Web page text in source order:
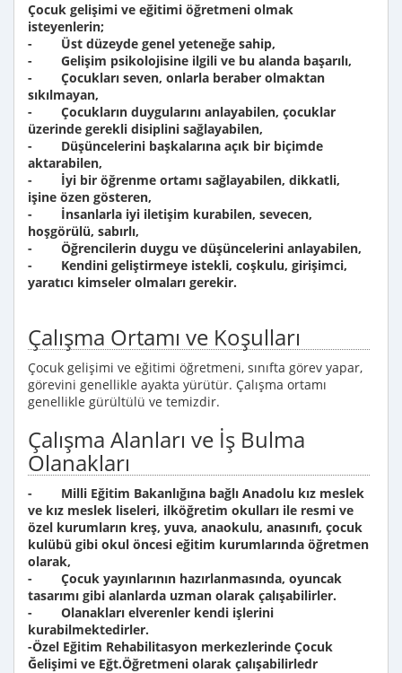
Çocuk gelişimi ve eğitimi öğretmeni olmak
isteyenlerin;
- Üst düzeyde genel yeteneğe sahip,
- Gelişim psikolojisine ilgili ve bu alanda başarılı,
- Çocukları seven, onlarla beraber olmaktan
sıkılmayan,
- Çocukların duygularını anlayabilen, çocuklar
üzerinde gerekli disiplini sağlayabilen,
- Düşüncelerini başkalarına açık bir biçimde
aktarabilen,
- İyi bir öğrenme ortamı sağlayabilen, dikkatli,
işine özen gösteren,
- İnsanlarla iyi iletişim kurabilen, sevecen,
hoşgörülü, sabırlı,
- Öğrencilerin duygu ve düşüncelerini anlayabilen,
- Kendini geliştirmeye istekli, coşkulu, girişimci,
yaratıcı kimseler olmaları gerekir.
Çalışma Ortamı ve Koşulları
Çocuk gelişimi ve eğitimi öğretmeni, sınıfta görev yapar,
görevini genellikle ayakta yürütür. Çalışma ortamı
genellikle gürültülü ve temizdir.
Çalışma Alanları ve İş Bulma
Olanakları
- Milli Eğitim Bakanlığına bağlı Anadolu kız meslek
ve kız meslek liseleri, ilköğretim okulları ile resmi ve
özel kurumların kreş, yuva, anaokulu, anasınıfı, çocuk
kulübü gibi okul öncesi eğitim kurumlarında öğretmen
olarak,
- Çocuk yayınlarının hazırlanmasında, oyuncak
tasarımı gibi alanlarda uzman olarak çalışabilirler.
- Olanakları elverenler kendi işlerini
kurabilmektedirler.
-Özel Eğitim Rehabilitasyon merkezlerinde Çocuk
Ğelişimi ve Eğt.Öğretmeni olarak çalışabilirledr